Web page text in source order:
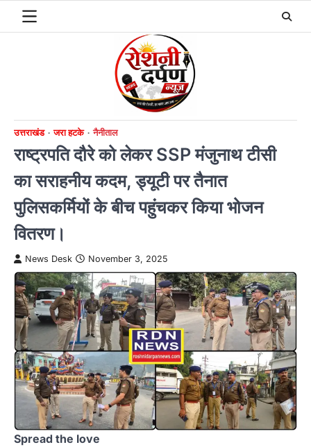
उत्तराखंड जरा हटके नैनीताल
राष्ट्रपति दौरे को लेकर SSP मंजुनाथ टीसी
का सराहनीय कदम, ड्यूटी पर तैनात
पुलिसकर्मियों के बीच पहुंचकर किया भोजन
वितरण।
News Desk November 3, 2025
Spread the love